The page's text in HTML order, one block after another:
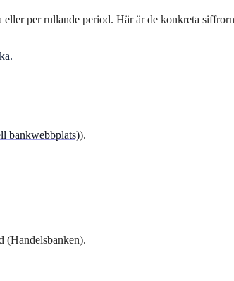
eller per rullande period. Här är de konkreta
bankwebbplats)).
(Handelsbanken).